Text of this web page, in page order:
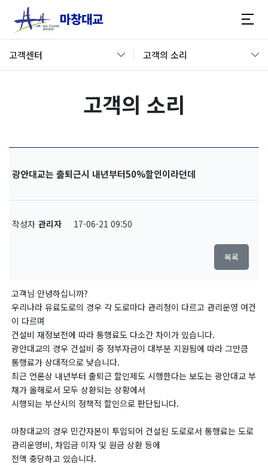
고객센터 고객의 소리
고객의 소리
광안대교는 출퇴근시 내년부터50%할인이라던데
작성자 관리자 17-06-21 09:50
목록
고객님 안녕하십니까?
우리나라 유료도로의 경우 각 도로마다 관리청이 다르고 관리운영 여건
이 다르며
건설비 재정보전에 따라 통행료도 다소간 차이가 있습니다.
광안대교의 경우 건설비 중 정부자금이 대부분 지원됨에 따라 그만큼
통행료가 상대적으로 낮습니다.
최근 언론상 내년부터 출퇴근 할인제도 시행한다는 보도는 광안대교 부
채가 올해로서 모두 상환되는 상황에서
시행되는 부산시의 정책적 할인으로 판단됩니다.
마창대교의 경우 민간자본이 투입되어 건설된 도로로서 통행료는 도로
관리운영비, 차입금 이자 및 원금 상환 등에
전액 충당하고 있습니다.